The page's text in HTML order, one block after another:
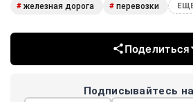
# железная дорога # перевозки
Поделиться
Подписывайтесь